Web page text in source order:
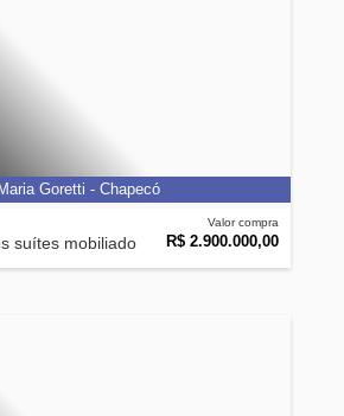
suítes mobiliado
Valor compra
R$ 2.900.000,00
Maria Goretti - Chapecó